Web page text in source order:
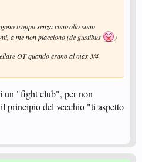
troppo senza controllo sono
a me non piacciono (de gustibus
)
OT quando erano al max 3/4
un "fight club", per non
principio del vecchio "ti aspetto